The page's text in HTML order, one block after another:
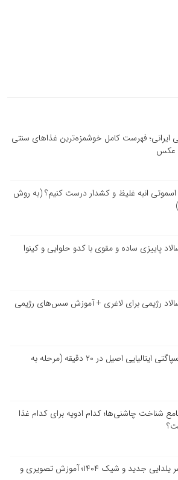
ایرانی؛ فهرست کامل خوشمزه‌ترین غذاهای سنتی
عکس
انبه غلیظ و کشدار درست کنیم؟ (به روش
پاییزی ساده و مقوی با کدو حلوایی و کینوا
رژیمی برای لاغری + آموزش سس‌های رژیمی
طرز تهیه اسپاگتی ایتالیایی اصیل در ۲۰ دقیقه (مرحله به
شناخت چاشنی‌ها؛ کدام ادویه برای کدام غذا
۱۰ مدل دسر یلدایی جدید و شیک ۱۴۰۴؛ آموزش تصویری و